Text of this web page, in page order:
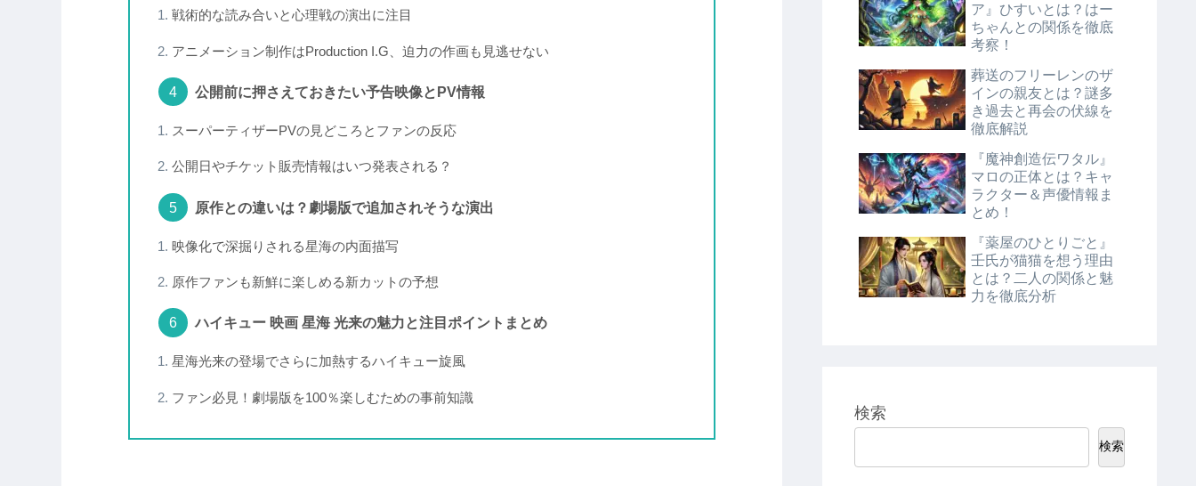
戦術的な読み合いと心理戦の演出に注目
アニメーション制作はProduction I.G、迫力の作画も見逃せない
公開前に押さえておきたい予告映像とPV情報
スーパーティザーPVの見どころとファンの反応
公開日やチケット販売情報はいつ発表される？
原作との違いは？劇場版で追加されそうな演出
映像化で深掘りされる星海の内面描写
原作ファンも新鮮に楽しめる新カットの予想
ハイキュー 映画 星海 光来の魅力と注目ポイントまとめ
星海光来の登場でさらに加熱するハイキュー旋風
ファン必見！劇場版を100％楽しむための事前知識
ア』ひすいとは？はー
ちゃんとの関係を徹底
考察！
葬送のフリーレンのザ
インの親友とは？謎多
き過去と再会の伏線を
徹底解説
『魔神創造伝ワタル』
マロの正体とは？キャ
ラクター＆声優情報ま
とめ！
『薬屋のひとりごと』
壬氏が猫猫を想う理由
とは？二人の関係と魅
力を徹底分析
検索
検索